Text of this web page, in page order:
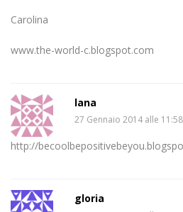
Carolina
www.the-world-c.blogspot.com
lana
27 Gennaio 2014 alle 11:58
http://
gloria